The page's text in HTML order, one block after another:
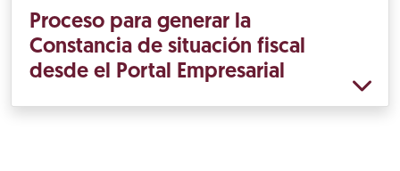
Proceso para generar la
Constancia de situación fiscal
desde el Portal Empresarial